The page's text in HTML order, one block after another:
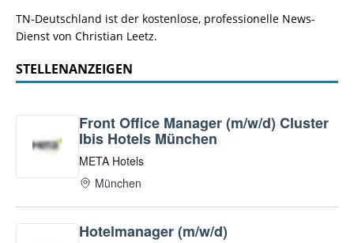
TN-Deutschland ist der kostenlose, professionelle News-
Dienst von Christian Leetz.
STELLENANZEIGEN